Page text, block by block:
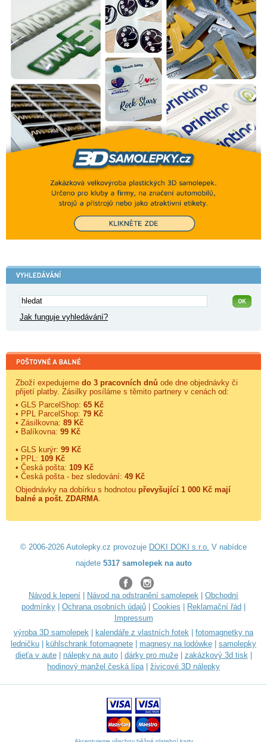
Jak funguje vyhledávání?
Zboží expedujeme do 3 pracovních dnů ode dne objednávky či
přijetí platby. Zásilky posíláme s těmito partnery v cenách od:
• GLS ParcelShop: 65 Kč
• PPL ParcelShop: 79 Kč
• Zásilkovna: 89 Kč
• Balíkovna: 99 Kč
• GLS kurýr: 99 Kč
• PPL: 109 Kč
• Česká pošta: 109 Kč
• Česká pošta - bez sledování: 49 Kč
Objednávky na dobírku s hodnotou převyšující 1 000 Kč mají
balné a pošt. ZDARMA
© 2006-2026 Autolepky.cz provozuje DOKI DOKI s.r.o. V nabídce
najdete 5317 samolepek na auto
Návod k lepení Návod na odstranění samolepek
Obchodní
podmínky
Ochrana osobních údajů Cookies Reklamační řád
Impressum
výroba 3D samolepek
kalendáře z vlastních fotek
fotomagnetky na
ledničku
kühlschrank fotomagnete magnesy na lodówkę
samolepky
dieťa v aute| nálepky na auto| dárky pro muže| zakázkový 3d tisk|
hodinový manžel česká lípa| živicové 3D nálepky